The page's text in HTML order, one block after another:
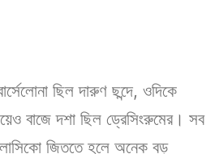
ছিল দারুণ ছন্দে, ওদিকে
বাজে দশা ছিল ড্রেসিংরুমের। সব
জিততে হলে অনেক বড়